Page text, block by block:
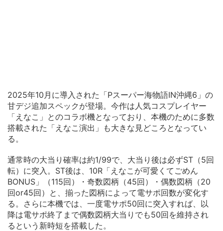
2025年10月に導入された「Pスーパー海物語IN沖縄6」の
甘デジ追加スペックが登場。今作は人気コスプレイヤー
「えなこ」とのコラボ機となっており、本機のために多数
搭載された「えなこ演出」も大きな見どころとなってい
る。
通常時の大当り確率は約1/99で、大当り後は必ずST（5回
転）に突入。ST後は、10R「えなこが可愛くてごめん
BONUS」（115回）・奇数図柄（45回）・偶数図柄（20
回or45回）と、揃った図柄によって電サポ回数が変化す
る。さらに本機では、一度電サポ50回に突入すれば、以
降は電サポ終了まで偶数図柄大当りでも50回を維持され
るという新時短を搭載した。